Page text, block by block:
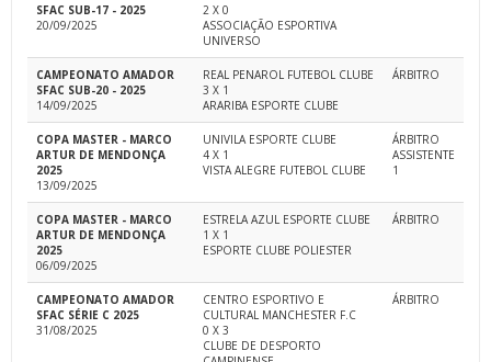
SFAC SUB-17 - 2025
20/09/2025
2 X 0
ASSOCIAÇÃO ESPORTIVA
UNIVERSO
CAMPEONATO AMADOR
SFAC SUB-20 - 2025
14/09/2025
REAL PENAROL FUTEBOL CLUBE
3 X 1
ARARIBA ESPORTE CLUBE
ÁRBITRO
COPA MASTER - MARCO
ARTUR DE MENDONÇA
2025
13/09/2025
UNIVILA ESPORTE CLUBE
4 X 1
VISTA ALEGRE FUTEBOL CLUBE
ÁRBITRO
ASSISTENTE
1
COPA MASTER - MARCO
ARTUR DE MENDONÇA
2025
06/09/2025
ESTRELA AZUL ESPORTE CLUBE
1 X 1
ESPORTE CLUBE POLIESTER
ÁRBITRO
CAMPEONATO AMADOR
SFAC SÉRIE C 2025
31/08/2025
CENTRO ESPORTIVO E
CULTURAL MANCHESTER F.C
0 X 3
CLUBE DE DESPORTO
ÁRBITRO